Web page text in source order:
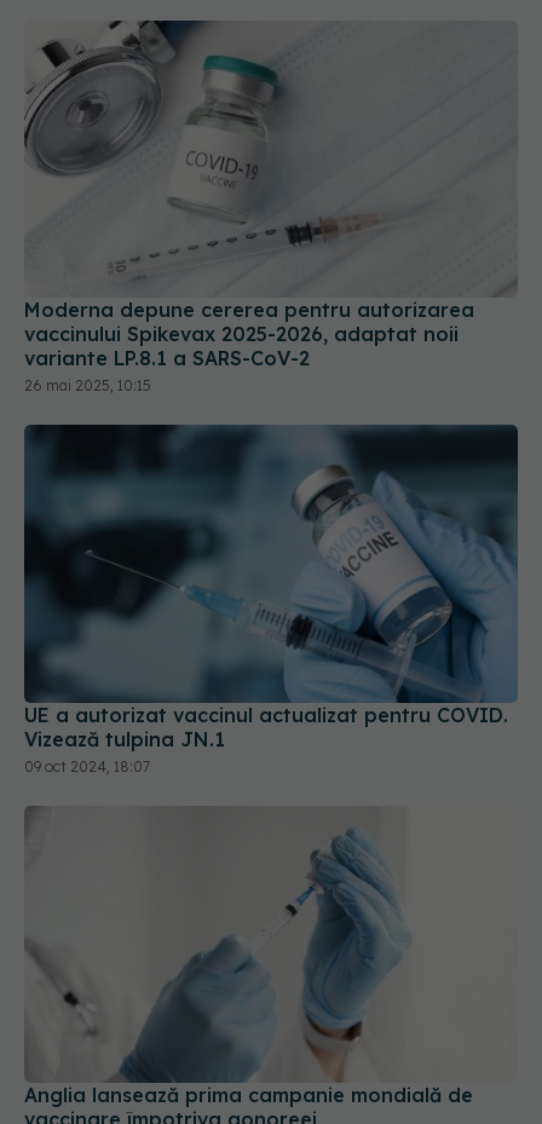
Moderna depune cererea pentru autorizarea
vaccinului Spikevax 2025-2026, adaptat noii
variante LP.8.1 a SARS-CoV-2
26 mai 2025, 10:15
UE a autorizat vaccinul actualizat pentru COVID.
Vizează tulpina JN.1
Anglia lansează prima campanie mondială de
vaccinare împotriva gonoreei
21 mai 2025, 23:44